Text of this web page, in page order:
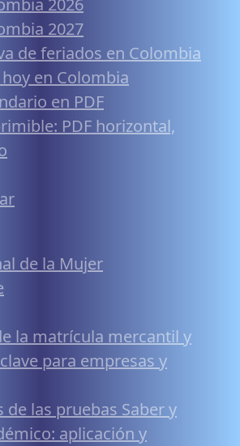
2026
2027
de feriados en Colombia
en Colombia
en PDF
PDF horizontal,
de la Mujer
la matrícula mercantil y
para empresas y
de las pruebas Saber y
aplicación y